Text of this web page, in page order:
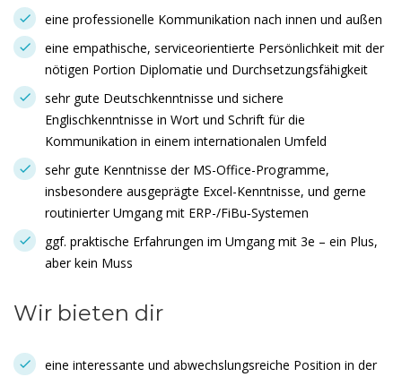
eine professionelle Kommunikation nach innen und außen
eine empathische, serviceorientierte Persönlichkeit mit der
nötigen Portion Diplomatie und Durchsetzungsfähigkeit
sehr gute Deutschkenntnisse und sichere
Englischkenntnisse in Wort und Schrift für die
Kommunikation in einem internationalen Umfeld
sehr gute Kenntnisse der MS-Office-Programme,
insbesondere ausgeprägte Excel-Kenntnisse, und gerne
routinierter Umgang mit ERP-/FiBu‑Systemen
ggf. praktische Erfahrungen im Umgang mit 3e – ein Plus,
aber kein Muss
Wir bieten dir
eine interessante und abwechslungsreiche Position in der